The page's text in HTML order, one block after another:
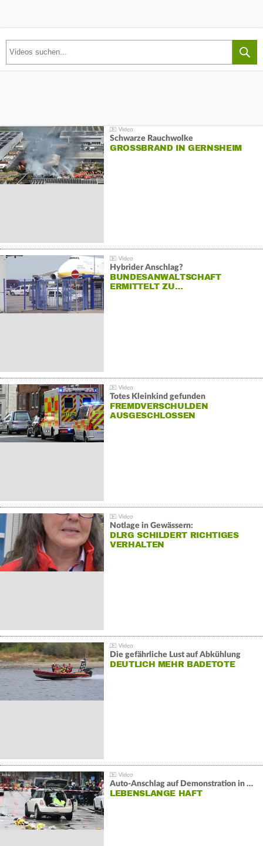
Schwarze Rauchwolke
GROSSBRAND IN GERNSHEIM
Hybrider Anschlag?
BUNDESANWALTSCHAFT
ERMITTELT ZU…
Totes Kleinkind gefunden
FREMDVERSCHULDEN
AUSGESCHLOSSEN
Notlage in Gewässern:
DLRG SCHILDERT RICHTIGES
VERHALTEN
Die gefährliche Lust auf Abkühlung
DEUTLICH MEHR BADETOTE
Auto-Anschlag auf Demonstration in München:
LEBENSLANGE HAFT